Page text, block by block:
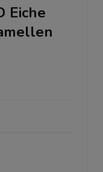
Eiche